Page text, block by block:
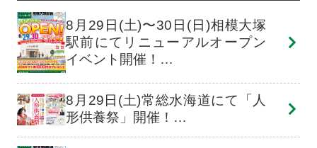
8月29日(土)〜30日(日)相模大塚
駅前にてリニューアルオープン
イベント開催！…
8月29日(土)常総水海道にて「人
形供養祭」開催！…